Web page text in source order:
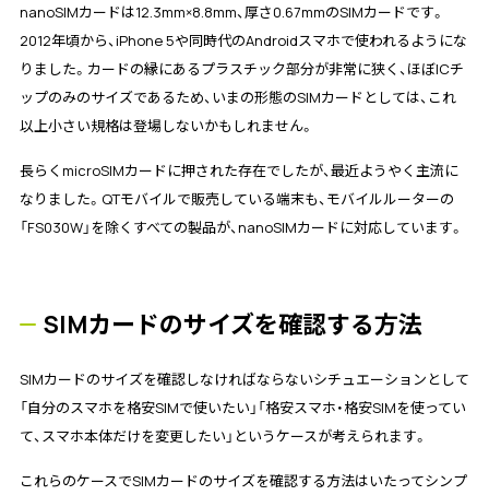
nanoSIMカードは12.3mm×8.8mm、厚さ0.67mmのSIMカードです。
2012年頃から、iPhone 5や同時代のAndroidスマホで使われるようにな
りました。カードの縁にあるプラスチック部分が非常に狭く、ほぼICチ
ップのみのサイズであるため、いまの形態のSIMカードとしては、これ
以上小さい規格は登場しないかもしれません。
長らくmicroSIMカードに押された存在でしたが、最近ようやく主流に
なりました。QTモバイルで販売している端末も、モバイルルーターの
「FS030W」を除くすべての製品が、nanoSIMカードに対応しています。
SIMカードのサイズを確認する方法
SIMカードのサイズを確認しなければならないシチュエーションとして
「自分のスマホを格安SIMで使いたい」「格安スマホ・格安SIMを使ってい
て、スマホ本体だけを変更したい」というケースが考えられます。
これらのケースでSIMカードのサイズを確認する方法はいたってシンプ